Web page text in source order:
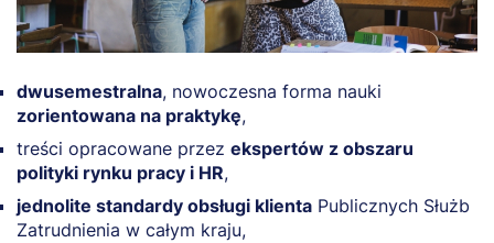
dwusemestralna, nowoczesna forma nauki
zorientowana na praktykę,
treści opracowane przez ekspertów z obszaru
polityki rynku pracy i HR,
jednolite standardy obsługi klienta Publicznych Służb
Zatrudnienia w całym kraju,